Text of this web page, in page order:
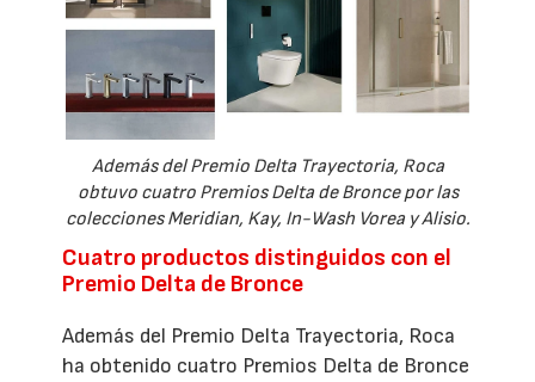
Además del Premio Delta Trayectoria, Roca
obtuvo cuatro Premios Delta de Bronce por las
colecciones Meridian, Kay, In-Wash Vorea y Alisio.
Cuatro productos distinguidos con el
Premio Delta de Bronce
Además del Premio Delta Trayectoria, Roca
ha obtenido cuatro Premios Delta de Bronce